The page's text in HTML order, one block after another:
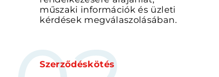
műszaki információk és üzleti
kérdések megválaszolásában.
Szerződéskötés